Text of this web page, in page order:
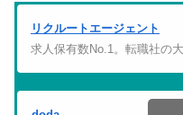
リクルートエージェント
求人保有数No.1。転職社の